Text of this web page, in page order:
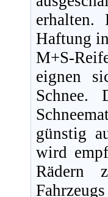
erhalten.
Haftung
M+S-
eignen
Schnee.
günstig
wird
Rädern